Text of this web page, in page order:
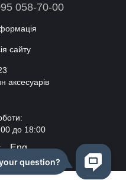
058-70-00
сайту
аксесуарів
до 18:00
Eng